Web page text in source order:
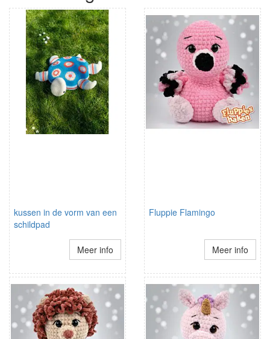
kussen in de vorm van een
schildpad
Meer info
Fluppie Flamingo
Meer info